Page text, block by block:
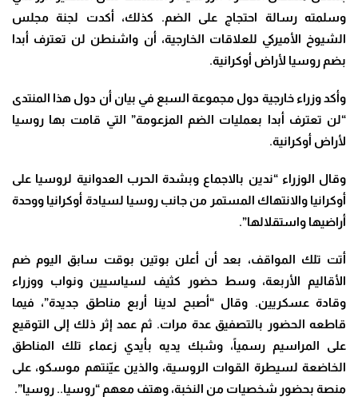
وسلمته رسالة احتجاج على الضم. كذلك، أكدت لجنة مجلس
الشيوخ الأميركي للعلاقات الخارجية، أن واشنطن لن تعترف أبدا
بضم روسيا لأراض أوكرانية.
وأكد وزراء خارجية دول مجموعة السبع في بيان أن دول هذا المنتدى
“لن تعترف أبدا بعمليات الضم المزعومة” التي قامت بها روسيا
لأراض أوكرانية.
وقال الوزراء “ندين بالاجماع وبشدة الحرب العدوانية لروسيا على
أوكرانيا والانتهاك المستمر من جانب روسيا لسيادة أوكرانيا ووحدة
أراضيها واستقلالها”.
أتت تلك المواقف، بعد أن أعلن بوتين بوقت سابق اليوم ضم
الأقاليم الأربعة، وسط حضور كثيف لسياسيين ونواب ووزراء
وقادة عسكريين. وقال “أصبح لدينا أربع مناطق جديدة”، فيما
قاطعه الحضور بالتصفيق عدة مرات. ثم عمد إثر ذلك إلى التوقيع
على المراسيم رسمياً، وشبك يديه بأيدي زعماء تلك المناطق
الخاضعة لسيطرة القوات الروسية، والذين عيّنتهم موسكو، على
منصة بحضور شخصيات من النخبة، وهتف معهم “روسيا.. روسيا”.